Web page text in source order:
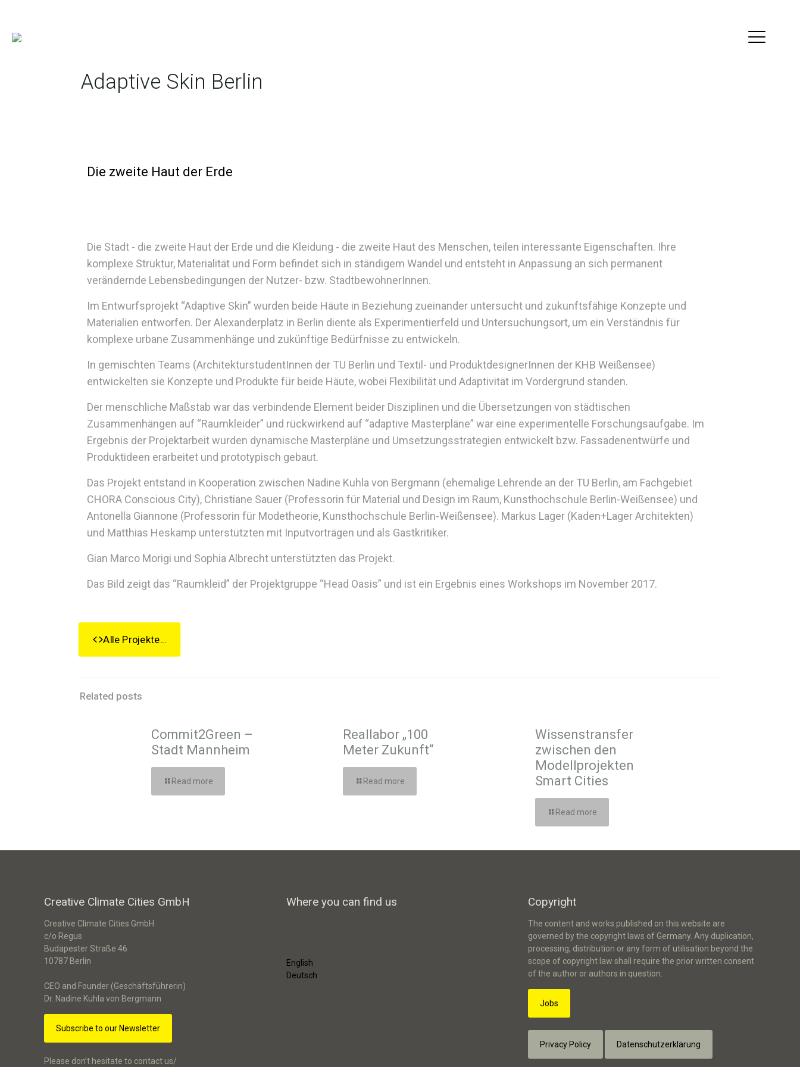
Adaptive Skin Berlin
Die zweite Haut der Erde
Die Stadt - die zweite Haut der Erde und die Kleidung - die zweite Haut des Menschen, teilen interessante Eigenschaften. Ihre
komplexe Struktur, Materialität und Form befindet sich in ständigem Wandel und entsteht in Anpassung an sich permanent
verändernde Lebensbedingungen der Nutzer- bzw. StadtbewohnerInnen.
Im Entwurfsprojekt “Adaptive Skin” wurden beide Häute in Beziehung zueinander untersucht und zukunftsfähige Konzepte und
Materialien entworfen. Der Alexanderplatz in Berlin diente als Experimentierfeld und Untersuchungsort, um ein Verständnis für
komplexe urbane Zusammenhänge und zukünftige Bedürfnisse zu entwickeln.
In gemischten Teams (ArchitekturstudentInnen der TU Berlin und Textil- und ProduktdesignerInnen der KHB Weißensee)
entwickelten sie Konzepte und Produkte für beide Häute, wobei Flexibilität und Adaptivität im Vordergrund standen.
Der menschliche Maßstab war das verbindende Element beider Disziplinen und die Übersetzungen von städtischen
Zusammenhängen auf “Raumkleider” und rückwirkend auf “adaptive Masterpläne” war eine experimentelle Forschungsaufgabe. Im
Ergebnis der Projektarbeit wurden dynamische Masterpläne und Umsetzungsstrategien entwickelt bzw. Fassadenentwürfe und
Produktideen erarbeitet und prototypisch gebaut.
Das Projekt entstand in Kooperation zwischen Nadine Kuhla von Bergmann (ehemalige Lehrende an der TU Berlin, am Fachgebiet
CHORA Conscious City), Christiane Sauer (Professorin für Material und Design im Raum, Kunsthochschule Berlin-Weißensee) und
Antonella Giannone (Professorin für Modetheorie, Kunsthochschule Berlin-Weißensee). Markus Lager (Kaden+Lager Architekten)
und Matthias Heskamp unterstützten mit Inputvorträgen und als Gastkritiker.
Gian Marco Morigi und Sophia Albrecht unterstützten das Projekt.
Das Bild zeigt das “Raumkleid” der Projektgruppe “Head Oasis” und ist ein Ergebnis eines Workshops im November 2017.
Alle Projekte...
Related posts
Commit2Green –
Stadt Mannheim
Read more
Reallabor „100
Meter Zukunft“
Read more
Wissenstransfer
zwischen den
Modellprojekten
Smart Cities
Read more
Creative Climate Cities GmbH
Creative Climate Cities GmbH
c/o Regus
Budapester Straße 46
10787 Berlin
CEO and Founder (Geschäftsführerin)
Dr. Nadine Kuhla von Bergmann
Subscribe to our Newsletter
Please don’t hesitate to contact us/
Where you can find us
English
Deutsch
Copyright
The content and works published on this website are
governed by the copyright laws of Germany. Any duplication,
processing, distribution or any form of utilisation beyond the
scope of copyright law shall require the prior written consent
of the author or authors in question.
Jobs
Privacy Policy Datenschutzerklärung